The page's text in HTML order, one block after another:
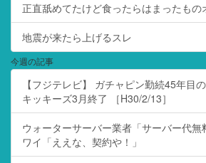
正直舐めてたけど食ったらはまったもの
地震が来たら上げるスレ
今週の記事
【フジテレビ】 ガチャピン勤続45年
キッキーズ3月終了 ［H30/2/13］
ウォーターサーバー業者「サーバー代無
ワイ「ええな、契約や！」